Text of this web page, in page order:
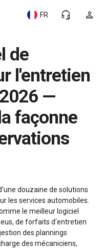
person
headset_mic
FR
l'entretien
—
façonne
douzaine de solutions
les services automobiles.
le meilleur logiciel
de forfaits d'entretien
des plannings
des mécaniciens,